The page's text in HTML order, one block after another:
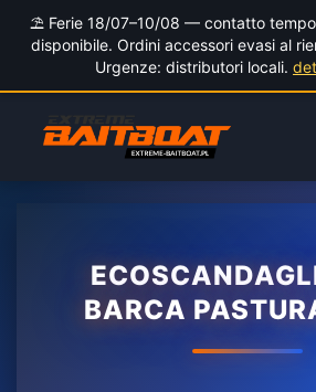
⛱️ Ferie 18/07–10/08 — contatto
disponibile. Ordini accessori evasi al
Urgenze: distributori locali.
al
contenuto
BARCA